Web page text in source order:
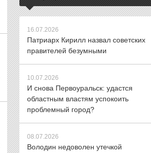
16.07.2026
Патриарх Кирилл назвал советских
правителей безумными
10.07.2026
И снова Первоуральск: удастся
областным властям успокоить
проблемный город?
08.07.2026
Володин недоволен утечкой